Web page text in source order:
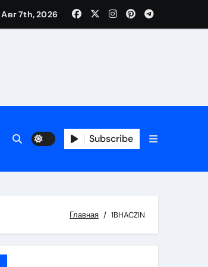
мест отдыха
Авг 7th, 2026
Subscribe
Главная 1BHACZIN